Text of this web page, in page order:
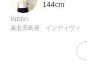
144cm
INDIVI
泉北高島屋 インディヴィ